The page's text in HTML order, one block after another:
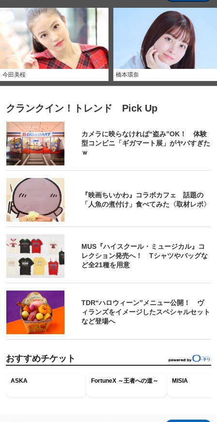
今田美桜 橋本環奈
クランクイン！トレンド Pick Up
カメラに映らなければ“盗み”OK！ 体験
型コンビニ「ギガマート展」がヤバすぎた
ｗ
『映画ちいかわ』コラボカフェ 話題の
「人魚の煮付け」食べてみた〈取材レポ〉
MUS『ハイスクール・ミュージカル』コ
レクション発売へ！ Tシャツやバッグな
ど全21種を用意
TDR“ハロウィーン”メニュー公開！ ヴ
ィランズをイメージしたスペシャルセット
など登場へ
おすすめチケット
ASKA FortuneX ～王者への道～ MISIA